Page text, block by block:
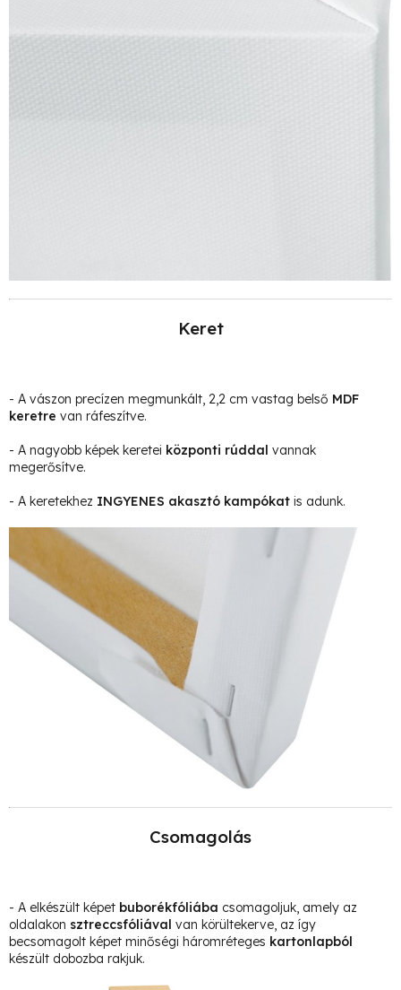
Keret
- A vászon precízen megmunkált, 2,2 cm vastag belső MDF
keretre van ráfeszítve.
- A nagyobb képek keretei központi rúddal vannak
megerősítve.
- A keretekhez INGYENES akasztó kampókat is adunk.
Csomagolás
- A elkészült képet buborékfóliába csomagoljuk, amely az
oldalakon sztreccsfóliával van körültekerve, az így
becsomagolt képet minőségi háromréteges kartonlapból
készült dobozba rakjuk.